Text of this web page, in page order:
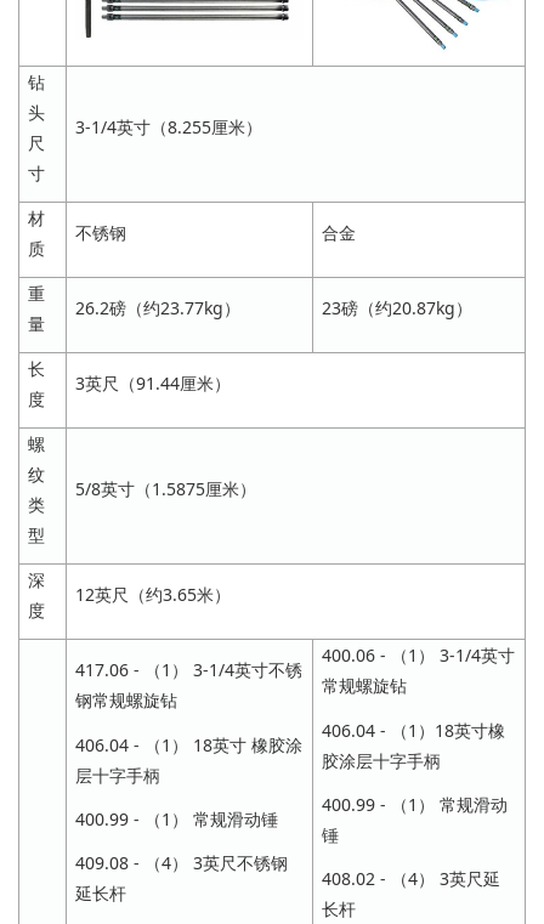
钻
头
尺
寸
3-1/4英寸（8.255厘米）
材
质
不锈钢 合金
重
量
26.2磅（约23.77kg） 23磅（约20.87kg）
长
度
3英尺（91.44厘米）
螺
纹
类
型
5/8英寸（1.5875厘米）
深
度
12英尺（约3.65米）
417.06 - （1） 3-1/4英寸不锈
钢常规螺旋钻
406.04 - （1） 18英寸 橡胶涂
层十字手柄
400.99 - （1） 常规滑动锤
409.08 - （4） 3英尺不锈钢
延长杆
400.06 - （1） 3-1/4英寸
常规螺旋钻
406.04 - （1）18英寸橡
胶涂层十字手柄
400.99 - （1） 常规滑动
锤
408.02 - （4） 3英尺延
长杆